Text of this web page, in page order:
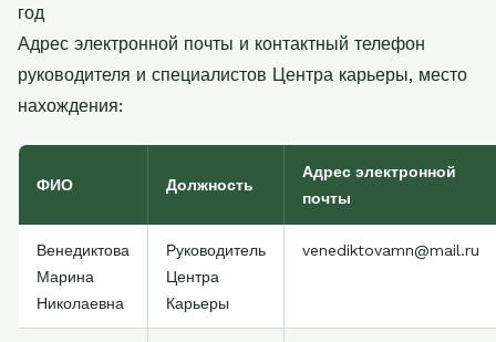
год
Адрес электронной почты и контактный телефон
руководителя и специалистов Центра карьеры, место
нахождения:
ФИО Должность
Адрес электронной
почты
Венедиктова
Марина
Николаевна
Руководитель
Центра
Карьеры
venediktovamn@mail.ru